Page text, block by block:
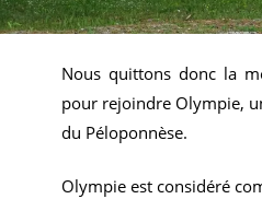
Nous quittons donc la
pour rejoindre Olympie,
du Péloponnèse.
Olympie est considéré